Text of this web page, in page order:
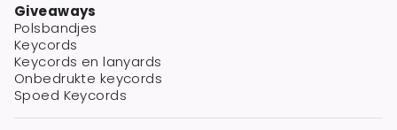
Giveaways
Polsbandjes
Keycords
Keycords en lanyards
Onbedrukte keycords
Spoed Keycords